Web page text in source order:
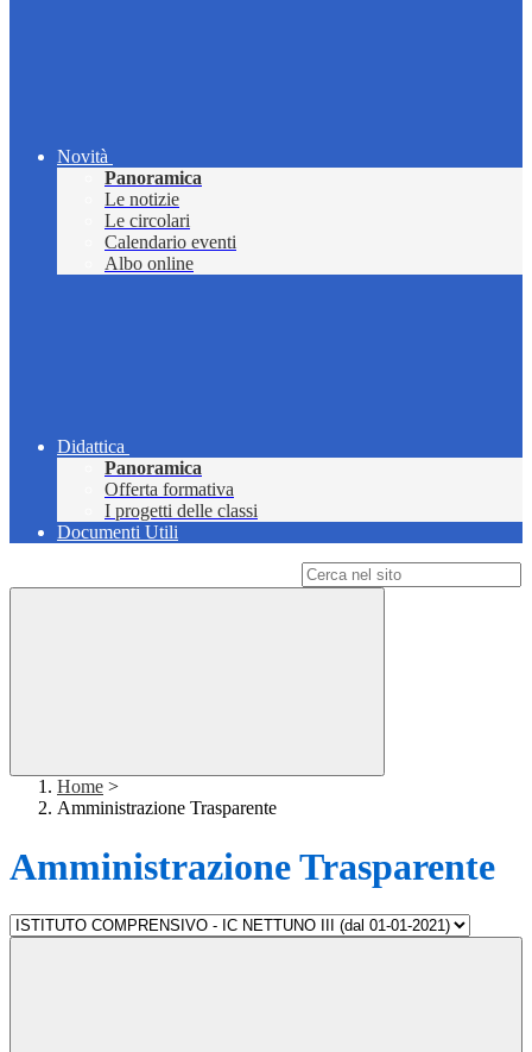
Novità
Panoramica
Le notizie
Le circolari
Calendario eventi
Albo online
Didattica
Panoramica
Offerta formativa
I progetti delle classi
Documenti Utili
Home >
Amministrazione Trasparente
Amministrazione Trasparente